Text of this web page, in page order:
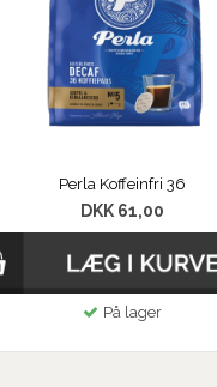
Perla Koffeinfri 36
DKK 61,00
På lager